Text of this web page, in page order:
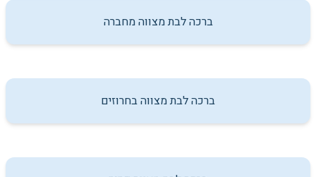
ברכה לבת מצווה מחברה
ברכה לבת מצווה בחרוזים